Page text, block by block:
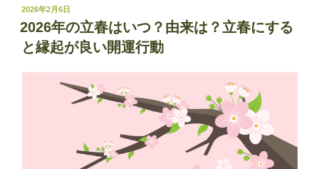
日
生
ま
れ
の
投
稿
日:
2026年2月6日
2026年の立春はいつ？由来は？立春にする
と縁起が良い開運行動